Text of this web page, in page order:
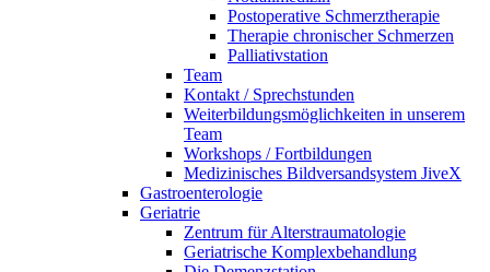
Postoperative Schmerztherapie
Therapie chronischer Schmerzen
Palliativstation
Team
Kontakt / Sprechstunden
Weiterbildungsmöglichkeiten in unserem
Team
Workshops / Fortbildungen
Medizinisches Bildversandsystem JiveX
Gastroenterologie
Geriatrie
Zentrum für Alterstraumatologie
Geriatrische Komplexbehandlung